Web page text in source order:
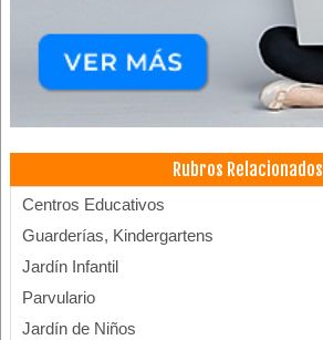
Rubros Relacionados
Centros Educativos
Guarderías, Kindergartens
Jardín Infantil
Parvulario
Jardín de Niños